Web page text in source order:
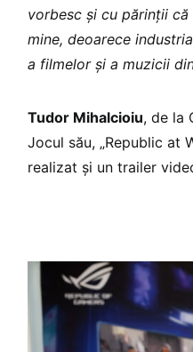
vorbesc și cu părinții
mine, deoarece
a filmelor și a muzicii
Tudor Mihalcioiu, de la
Jocul său, „Republic at
realizat și un trailer